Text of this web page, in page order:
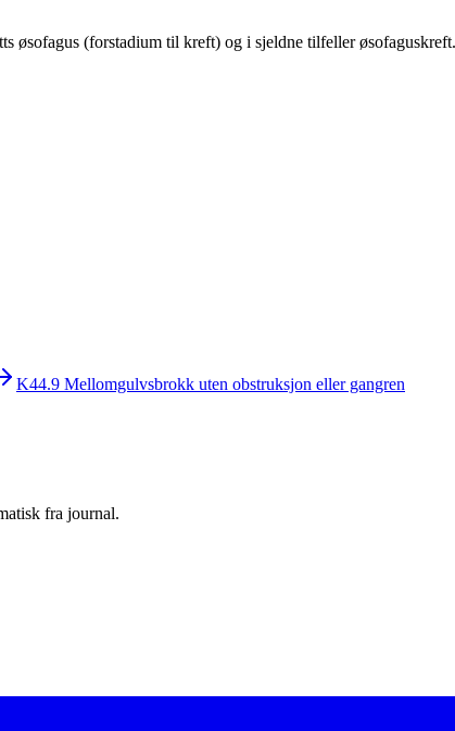
øsofagus (forstadium til kreft) og i sjeldne tilfeller
K44.9 Mellomgulvsbrokk uten obstruksjon eller gangren
fra journal.